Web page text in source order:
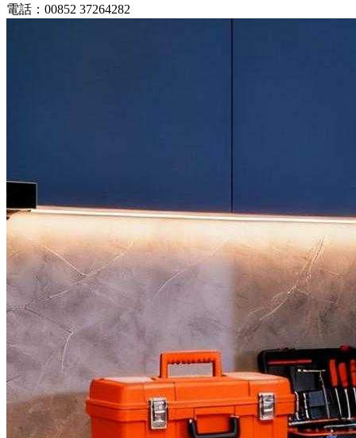
電話：00852 37264282